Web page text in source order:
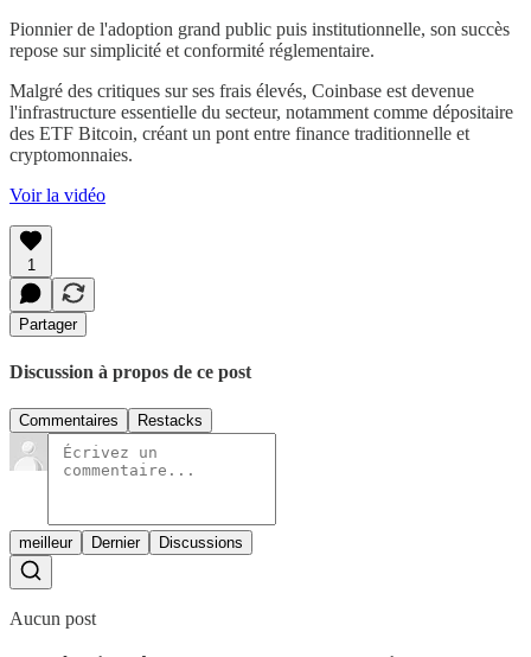
Pionnier de l'adoption grand public puis institutionnelle, son succès
repose sur simplicité et conformité réglementaire.
Malgré des critiques sur ses frais élevés, Coinbase est devenue
l'infrastructure essentielle du secteur, notamment comme dépositaire
des ETF Bitcoin, créant un pont entre finance traditionnelle et
cryptomonnaies.
Voir la vidéo
1
Partager
Discussion à propos de ce post
Commentaires Restacks
meilleur Dernier Discussions
Aucun post